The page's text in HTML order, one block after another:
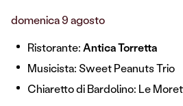
domenica 9 agosto
Ristorante:Antica Torretta
Musicista: Sweet Peanuts Trio
Chiaretto di Bardolino: Le